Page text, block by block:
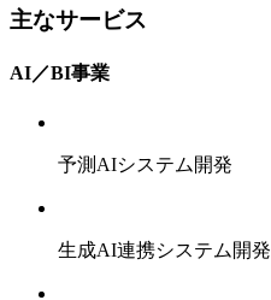
主なサービス
AI／BI事業
予測AIシステム開発
生成AI連携システム開発